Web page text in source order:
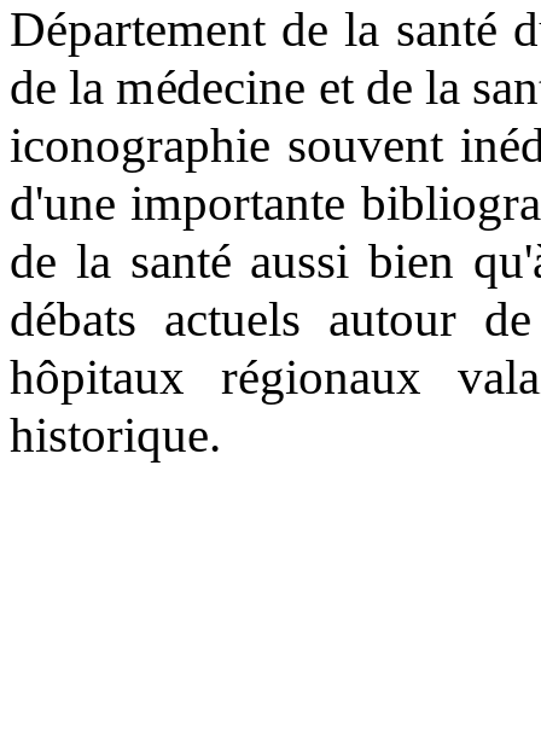
Département de la santé
de la médecine et de la
iconographie souvent
d'une importante
de la santé aussi bien
débats actuels autour
hôpitaux régionaux
historique.